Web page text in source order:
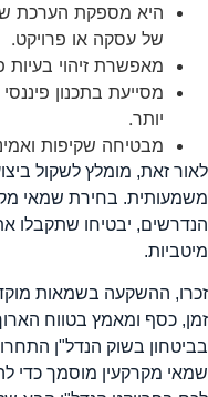
היא מספקת הערכת
של עסקה או פרויקט.
מאפשרת זיהוי בעיות
מסייעת בתכנון
יותר.
מבטיחה שקיפות
זאת, מומלץ לשקול
בחירת שמאי
יבטיחו שתקבלו
ההשקעה בשמאות
כסף ומאמץ בטווח
בשוק הנדל"ן
מקרקעין מוסמך כדי